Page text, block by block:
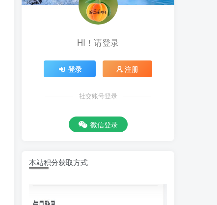
HI！请登录
登录 注册
社交账号登录
微信登录
本站积分获取方式